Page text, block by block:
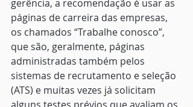
gerência, a recomendação é usar as
páginas de carreira das empresas,
os chamados “Trabalhe conosco”,
que são, geralmente, páginas
administradas também pelos
sistemas de recrutamento e seleção
(ATS) e muitas vezes já solicitam